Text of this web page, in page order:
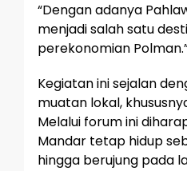
“Dengan adanya
menjadi salah satu
perekonomian
Kegiatan ini sejalan
muatan lokal,
Melalui forum ini
Mandar tetap hidup
hingga berujung pada